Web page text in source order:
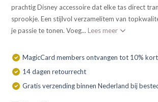
prachtig Disney accessoire dat elke tas direct
sprookje. Een stijlvol verzamelitem van
je passie te tonen. Voeg... Lees meer
MagicCard members ontvangen tot 10%
14 dagen retourrecht
Gratis verzending binnen Nederland bij